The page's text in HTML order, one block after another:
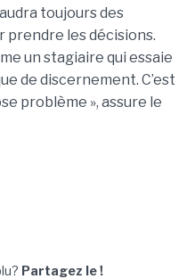
toujours des
prendre les décisions.
un stagiaire qui essaie
de discernement. C’est
problème », assure le
Partagez le !